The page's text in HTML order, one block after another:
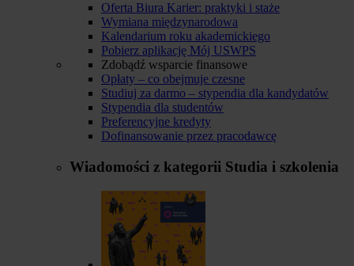
Oferta Biura Karier: praktyki i staże
Wymiana międzynarodowa
Kalendarium roku akademickiego
Pobierz aplikację Mój USWPS
Zdobądź wsparcie finansowe
Opłaty – co obejmuje czesne
Studiuj za darmo – stypendia dla kandydatów
Stypendia dla studentów
Preferencyjne kredyty
Dofinansowanie przez pracodawcę
Wiadomości z kategorii Studia i szkolenia